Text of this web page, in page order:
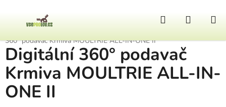
Hledat
Domů
360° podavač Krmiva MOULTRIE ALL-IN-ONE II
Digitální 360° podavač
Krmiva MOULTRIE ALL-IN-
ONE II